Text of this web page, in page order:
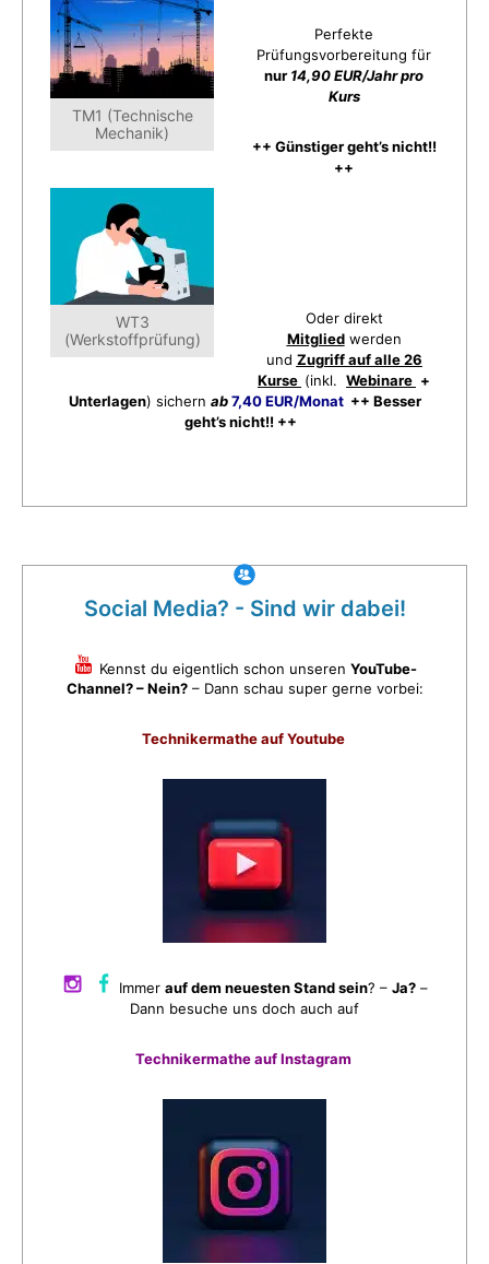
TM1 (Technische
Mechanik)
WT3
(Werkstoffprüfung)
Perfekte
Prüfungsvorbereitung für
nur 14,90 EUR/Jahr pro
Kurs
++ Günstiger geht’s nicht!!
++
Oder direkt
Mitgliedwerden
und Zugriff auf alle 26
Kurse (inkl. Webinare +
Unterlagen) sichern ab7,40 EUR/Monat++ Besser
geht’s nicht!! ++
Social Media? - Sind wir dabei!
Kennst du eigentlich schon unseren YouTube-
Channel? – Nein?– Dann schau super gerne vorbei:
Technikermathe auf Youtube
Immerauf dem neuesten Stand sein? –Ja? –
Dann besuche uns doch auch auf
Technikermathe auf Instagram